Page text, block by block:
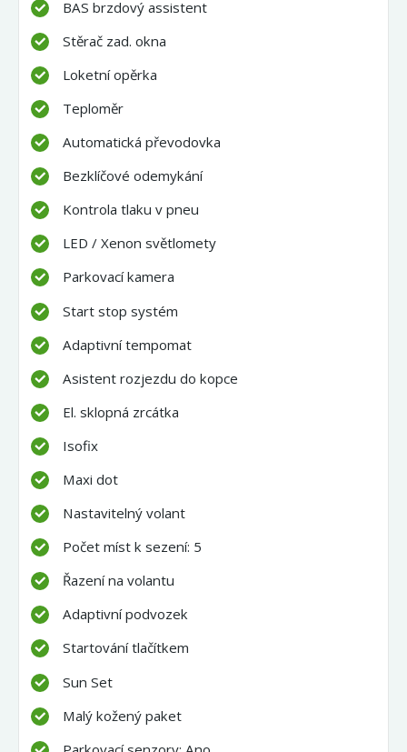
BAS brzdový assistent
Stěrač zad. okna
Loketní opěrka
Teploměr
Automatická převodovka
Bezklíčové odemykání
Kontrola tlaku v pneu
LED / Xenon světlomety
Parkovací kamera
Start stop systém
Adaptivní tempomat
Asistent rozjezdu do kopce
El. sklopná zrcátka
Isofix
Maxi dot
Nastavitelný volant
Počet míst k sezení: 5
Řazení na volantu
Adaptivní podvozek
Startování tlačítkem
Sun Set
Malý kožený paket